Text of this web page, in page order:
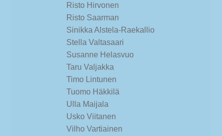
Risto Hirvonen
Risto Saarman
Sinikka Alstela-Raekallio
Stella Valtasaari
Susanne Helasvuo
Taru Valjakka
Timo Lintunen
Tuomo Häkkilä
Ulla Maijala
Usko Viitanen
Vilho Vartiainen